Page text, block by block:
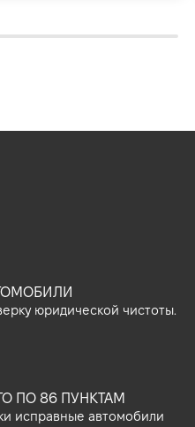
юридической чистоты.
ПО 86 ПУНКТАМ
исправные автомобили